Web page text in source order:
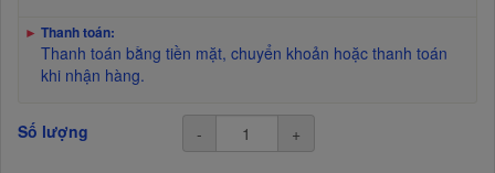
► Thanh toán:
Thanh toán bằng tiền mặt, chuyển khoản hoặc thanh toán
khi nhận hàng.
Số lượng - +